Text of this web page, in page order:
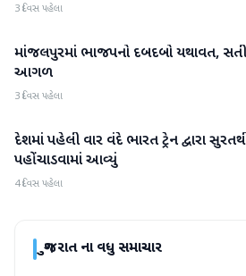
3 દિવસ પહેલા
ગુજરાત
માંજલપુરમાં ભાજપનો દબદબો યથાવત,
આગળ
3 દિવસ પહેલા
ગુજરાત
દેશમાં પહેલી વાર વંદે ભારત ટ્રેન દ્વારા
પહોંચાડવામાં આવ્યું
4 દિવસ પહેલા
ગુજરાતના વધુ સમાચાર